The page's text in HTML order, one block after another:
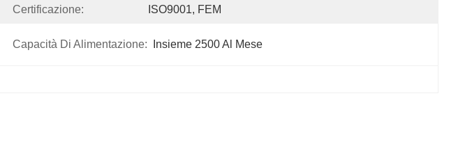
Certificazione: ISO9001, FEM
Capacità Di Alimentazione: Insieme 2500 Al Mese